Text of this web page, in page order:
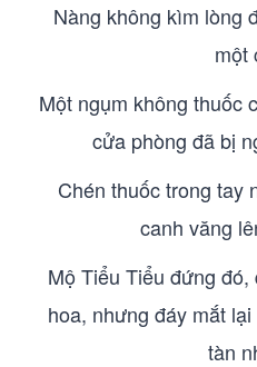
Nàng không kìm lòng
một
Một ngụm không thuốc
cửa phòng đã bị
Chén thuốc trong tay
canh văng
Mộ Tiểu Tiểu đứng
hoa, nhưng đáy mắt
tàn